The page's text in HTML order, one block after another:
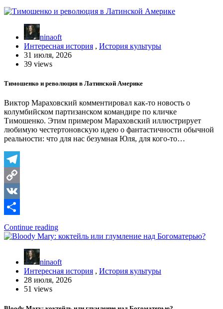
ninaoft
Интересная история , История культуры
31 июля, 2026
39 views
Тимошенко и революция в Латинской Америке
Виктор Мараховский комментировал как-то новость о
колумбийском партизанском командире по кличке
Тимошенко. Этим примером Мараховский иллюстрирует
любимую честертоновскую идею о фантастичности обычной
реальности: что для нас безумная Юля, для кого-то…
Telegram
Copy
Link
VK
Отправить
Continue reading
ninaoft
Интересная история , История культуры
28 июля, 2026
51 views